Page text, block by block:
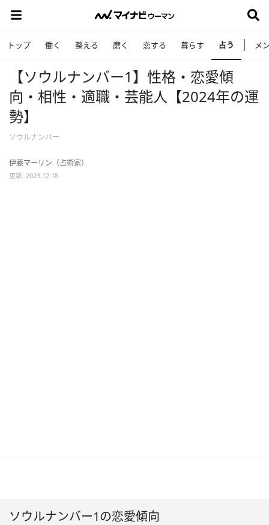
トップ 働く 整える 磨く 恋する 暮らす 占う メ
【ソウルナンバー1】性格・恋愛傾
向・相性・適職・芸能人【2024年の運
勢】
ソウルナンバー
伊藤マーリン（占術家）
更新: 2023.12.18
ソウルナンバー1の恋愛傾向